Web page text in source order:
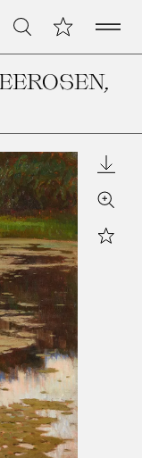
Suche Meine Open
,
Zoom
Star